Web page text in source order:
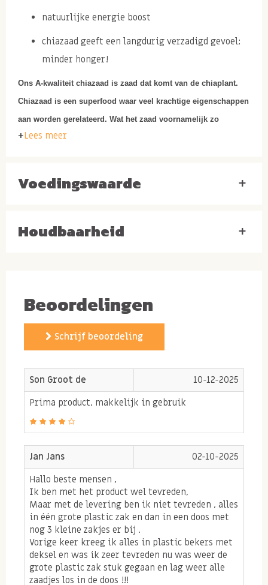
natuurlijke energie boost
chiazaad geeft een langdurig verzadigd gevoel;
minder honger!
Ons A-kwaliteit chiazaad is zaad dat komt van de chiaplant.
Chiazaad is een superfood waar veel krachtige eigenschappen
aan worden gerelateerd. Wat het zaad voornamelijk zo
bijzonder maakt is de grote hoeveelheid vezels, omega-3
chiazaad
bevatten is het een uitzonderlijk natuurlijk
voedingsproduct want ons lichaam kan voorzien van
de gezonde omega 3 vetten. Doordat omega 3 in
natuurlijke vorm veel beter wordt opgenomen dan in
vorm van supplementen is het belangrijk ervoor te
zorgen dat omega 3 voldoende in je dieet wordt
meegenomen.
Chiazaad en anti-oxidanten
Chia zaden bestaan dus voornamelijk uit gezonde
vetten maar daarnaast ook uit anti-oxidanten zoals
vitamine E. Anti-oxidanten heeft het lichaam nodig
om vrije radicalen die te kunnen neutraliseren. Vrije
radicalen ontstaan in het lichaam door schadelijke
invloeden van buiten af (door
training/verzuring/eten/drinken). Deze vrije
Lees meer
Voedingswaarde +
Houdbaarheid +
Beoordelingen
Schrijf beoordeling
Son Groot de
10-12-2025
Prima product, makkelijk in gebruik
Jan Jans
02-10-2025
Hallo beste mensen ,
Ik ben met het product wel tevreden,
Maar met de levering ben ik niet tevreden , alles
in één grote plastic zak en dan in een doos met
nog 3 kleine zakjes er bij .
Vorige keer kreeg ik alles in plastic bekers met
deksel en was ik zeer tevreden nu was weer de
grote plastic zak stuk gegaan en lag weer alle
zaadjes los in de doos !!!